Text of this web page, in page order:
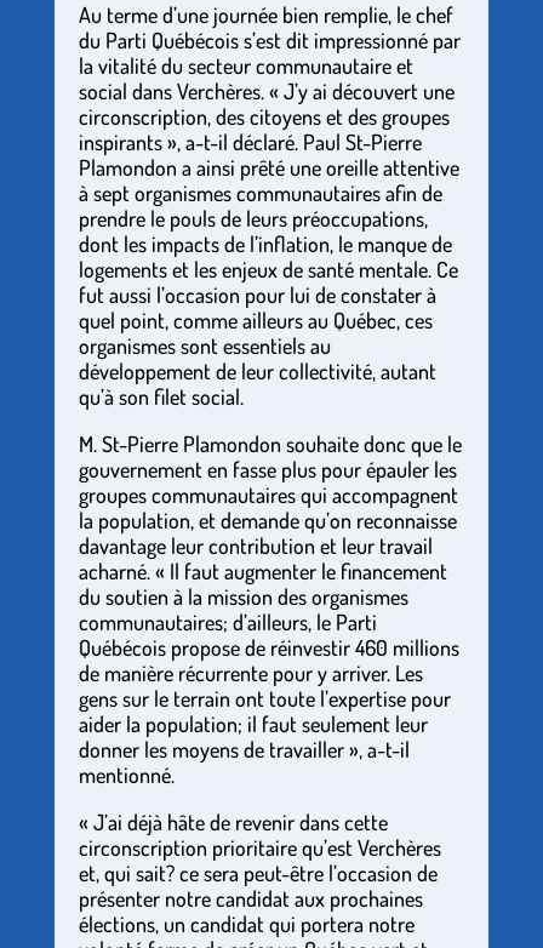
Au terme d’une journée bien remplie, le chef
du Parti Québécois s’est dit impressionné par
la vitalité du secteur communautaire et
social dans Verchères. « J’y ai découvert une
circonscription, des citoyens et des groupes
inspirants », a-t-il déclaré. Paul St-Pierre
Plamondon a ainsi prêté une oreille attentive
à sept organismes communautaires afin de
prendre le pouls de leurs préoccupations,
dont les impacts de l’inflation, le manque de
logements et les enjeux de santé mentale. Ce
fut aussi l’occasion pour lui de constater à
quel point, comme ailleurs au Québec, ces
organismes sont essentiels au
développement de leur collectivité, autant
qu’à son filet social.
M. St-Pierre Plamondon souhaite donc que le
gouvernement en fasse plus pour épauler les
groupes communautaires qui accompagnent
la population, et demande qu’on reconnaisse
davantage leur contribution et leur travail
acharné. « Il faut augmenter le financement
du soutien à la mission des organismes
communautaires; d’ailleurs, le Parti
Québécois propose de réinvestir 460 millions
de manière récurrente pour y arriver. Les
gens sur le terrain ont toute l’expertise pour
aider la population; il faut seulement leur
donner les moyens de travailler », a-t-il
mentionné.
« J’ai déjà hâte de revenir dans cette
circonscription prioritaire qu’est Verchères
et, qui sait? ce sera peut-être l’occasion de
présenter notre candidat aux prochaines
élections, un candidat qui portera notre